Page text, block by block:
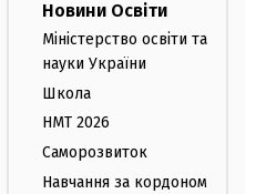
Новини Освіти
Міністерство освіти та
науки України
Школа
НМТ 2026
Саморозвиток
Навчання за кордоном